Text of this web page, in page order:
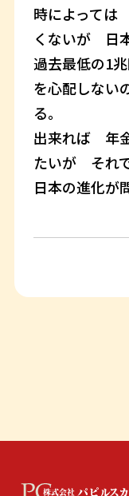
時によって
くないが 日
過去最低の1
を心配しな
る。
出来れば 年
たいが それ
日本の進化が